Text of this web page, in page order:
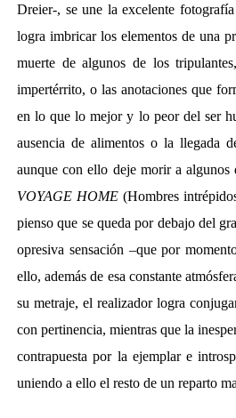
Dreier-, se une la excelente
logra imbricar los elementos de una
muerte de algunos de los
impertérrito, o las anotaciones que
en lo que lo mejor y lo peor del ser
ausencia de alimentos o la llegada
aunque con ello deje morir a algunos
VOYAGE HOME(Hombres
pienso que se queda por debajo del
opresiva sensación –que por
ello, además de esa constante
su metraje, el realizador logra
con pertinencia, mientras que la
contrapuesta por la ejemplar e
uniendo a ello el resto de un reparto